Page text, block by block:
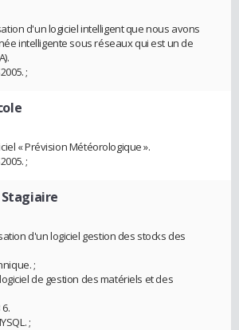
d'un logiciel intelligent que nous avons
intelligente sous réseaux qui est un de
;
« Prévision Météorologique ».
;
Stagiaire
d'un logiciel gestion des stocks des
;
de gestion des matériels et des
;